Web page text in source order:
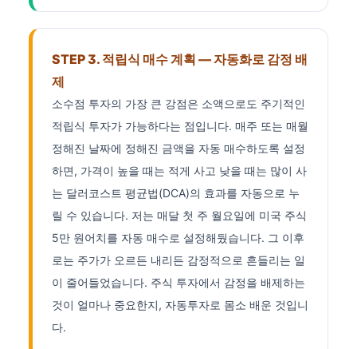
STEP 3. 적립식 매수 계획 — 자동화로 감정 배
제
소수점 투자의 가장 큰 강점은 소액으로도 주기적인
적립식 투자가 가능하다는 점입니다. 매주 또는 매월
정해진 날짜에 정해진 금액을 자동 매수하도록 설정
하면, 가격이 높을 때는 적게 사고 낮을 때는 많이 사
는 달러코스트 평균법(DCA)의 효과를 자동으로 누
릴 수 있습니다. 저는 매달 첫 주 월요일에 미국 주식
5만 원어치를 자동 매수로 설정해뒀습니다. 그 이후
로는 주가가 오르든 내리든 감정적으로 흔들리는 일
이 줄어들었습니다. 주식 투자에서 감정을 배제하는
것이 얼마나 중요한지, 자동투자로 몸소 배운 것입니
다.